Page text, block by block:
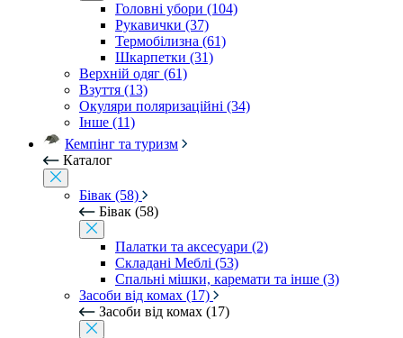
Головні убори (104)
Рукавички (37)
Термобілизна (61)
Шкарпетки (31)
Верхній одяг (61)
Взуття (13)
Окуляри поляризаційні (34)
Інше (11)
Кемпінг та туризм
Каталог
Бівак (58)
Бівак (58)
Палатки та аксесуари (2)
Складані Меблі (53)
Спальні мішки, каремати та інше (3)
Засоби від комах (17)
Засоби від комах (17)